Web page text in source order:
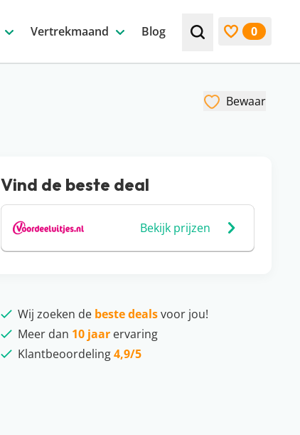
Vertrekmaand Blog Zoek bijv. een
0
Bewaar
Vind de beste deal
Bekijk prijzen
Wij zoeken de beste dealsvoor jou!
Meer dan 10 jaarervaring
Klantbeoordeling4,9/5